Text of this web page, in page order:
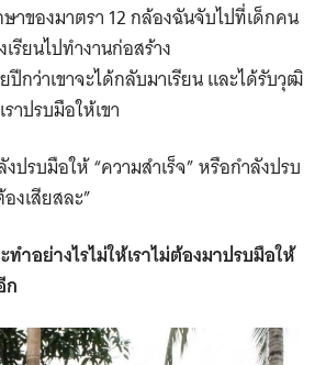
ของมาตรา 12 กล้องฉันจับไปที่เด็กคน
รียนไปทำงานก่อสร้าง
ปีกว่าเขาจะได้กลับมาเรียน และได้รับวุฒิ
าปรบมือให้เขา
ปรบมือให้ “ความสำเร็จ” หรือกำลังปรบ
งเสียสละ”
ำอย่างไรไม่ให้เราไม่ต้องมาปรบมือให้
ก